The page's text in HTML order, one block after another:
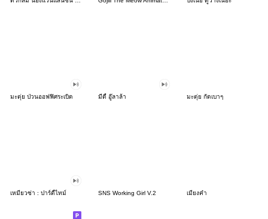
มะตุ่ย ป่วนออฟฟิศระเบิด มีดี้ อู๊ลาล้า มะตุ่ย กัดเบาๆ
เหมียวซ่า : ปาร์ตี้ไทม์ SNS Working Girl V.2 เมี่ยงคำ